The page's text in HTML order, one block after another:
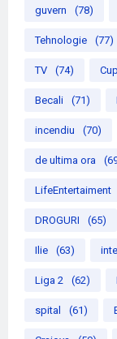
guvern (78)
Tehnologie (77)
TV (74)
Becali (71)
incendiu (70)
de ultima ora
LifeEntertaiment
DROGURI (65)
Ilie (63)
Liga 2 (62)
spital (61)